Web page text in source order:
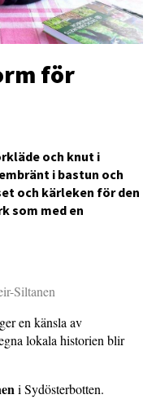
för
och knut i
i bastun och
och kärleken för den
som med en
Siltanen
en känsla av
lokala historien blir
i Sydösterbotten.